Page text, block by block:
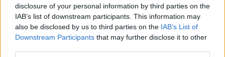
disclosure of your personal information by third parties on the
IAB’s list of downstream participants. This information may
also be disclosed by us to third parties on the IAB’s List of
Downstream Participants that may further disclose it to other
Ζάκυνθος: Σε αναστολή καθηκόντων η
παιδίατρος – Εκτός κινδύνου το μωράκι
25 Φεβρουαρίου 2026
Σε ΜΕΘ λόγω μηνιγγίτιδας, μωράκι 5